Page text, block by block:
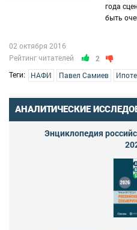
года
быть
Рейтинг читателей 2
02 октября 2016
Теги: НАФИ Павел Самиев
АНАЛИТИЧЕСКИЕ
Энциклопедия